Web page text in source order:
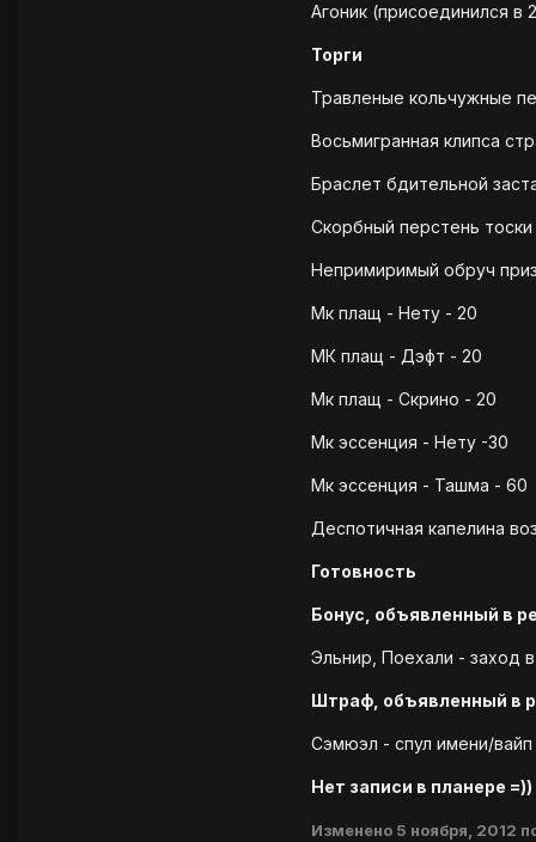
Агоник (присоединился в
Торги
Травленые кольчужные
Восьмигранная клипса
Браслет бдительной
Скорбный перстень
Непримиримый обруч
Мк плащ - Нету - 20
МК плащ - Дэфт - 20
Мк плащ - Скрино - 20
Мк эссенция - Нету -30
Мк эссенция - Ташма - 60
Деспотичная капелина
Готовность
Бонус, объявленный в
Эльнир, Поехали - заход
Штраф, объявленный в
Сэмюэл - спул имени/
Нет записи в планере =))
Изменено 5 ноября, 2012